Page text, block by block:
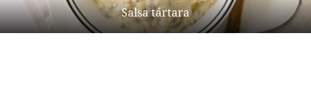
Salsa tártara